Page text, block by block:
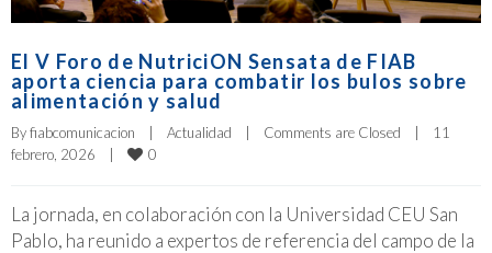
El V Foro de NutriciON Sensata de FIAB
aporta ciencia para combatir los bulos sobre
alimentación y salud
By fiabcomunicacion | Actualidad | Comments are Closed |
11
febrero, 2026
| 0
La jornada, en colaboración con la Universidad CEU San
Pablo, ha reunido a expertos de referencia del campo de la